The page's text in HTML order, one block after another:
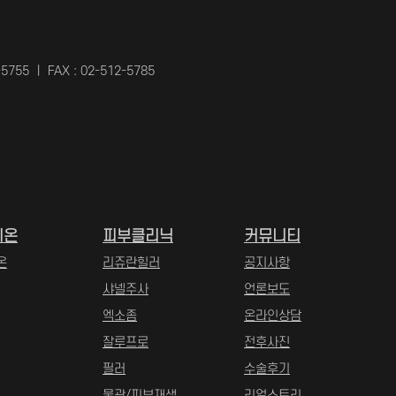
ㅣ FAX : 02-512-5785
온 피부클리닉
리쥬란힐러
샤넬주사
엑소좀
잘루프로
필러
커뮤니티
공지사항
언론보도
온라인상담
전후사진
수술후기